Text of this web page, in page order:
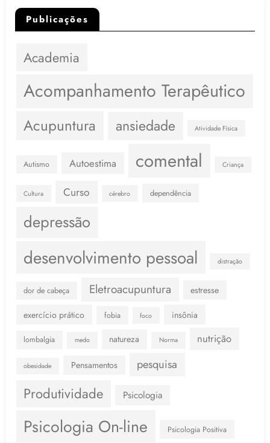
Publicações
Academia
Acompanhamento Terapêutico
Acupuntura ansiedade Atividade Física
Autismo Autoestima comental Criança
Cultura Curso cérebro dependência
depressão
desenvolvimento pessoal distração
dor de cabeça Eletroacupuntura estresse
exercício prático fobia foco insônia
lombalgia medo natureza Norma nutrição
obesidade Pensamentos pesquisa
Produtividade Psicologia
Psicologia On-line Psicologia Positiva